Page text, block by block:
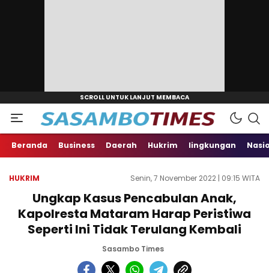
Beranda Business Daerah Hukrim lingkungan
HUKRIM Senin, 7 November 2022 | 09:15 WITA
Ungkap Kasus Pencabulan Anak,
Kapolresta Mataram Harap Peristiwa
Seperti Ini Tidak Terulang Kembali
Sasambo Times